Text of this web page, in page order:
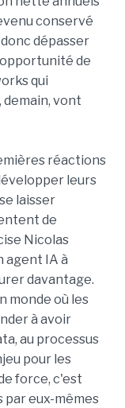
conservé
dépasser
opportunité de
qui
vont
réactions
leurs
laisser
de
Nicolas
agent IA à
davantage.
monde où les
à avoir
au processus
pour les
force, c'est
eux-mêmes